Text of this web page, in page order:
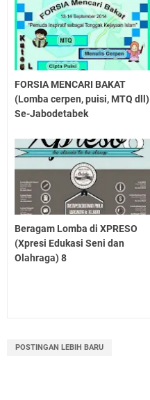
FORSIA MENCARI BAKAT
(Lomba cerpen, puisi, MTQ dll)
Se-Jabodetabek
Beragam Lomba di XPRESO
(Xpresi Edukasi Seni dan
Olahraga) 8
POSTINGAN LEBIH BARU